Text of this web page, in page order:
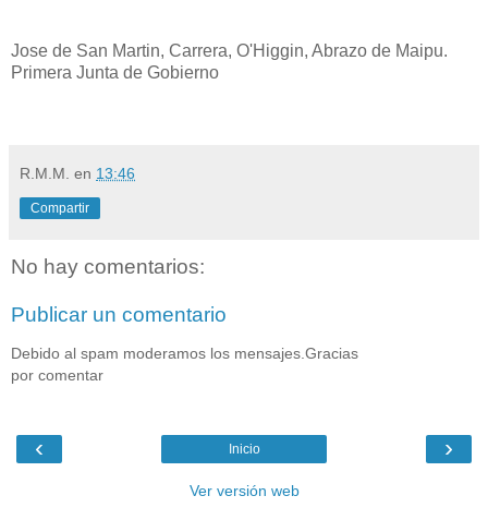
Jose de San Martin, Carrera, O'Higgin, Abrazo de Maipu.
Primera Junta de Gobierno
R.M.M. en 13:46
Compartir
No hay comentarios:
Publicar un comentario
Debido al spam moderamos los mensajes.Gracias
por comentar
‹ ›
Inicio
Ver versión web